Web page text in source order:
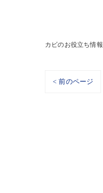
カビのお役立ち情報
< 前のページ